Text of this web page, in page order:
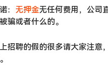
： 无押金无任何费用，公司
骗或者什么的。
招聘的假的很多请大家注意